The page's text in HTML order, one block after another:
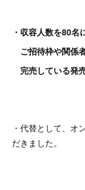
・収容人数を80名
ご招待枠や関係
完売している発
・代替として、オ
だきました。